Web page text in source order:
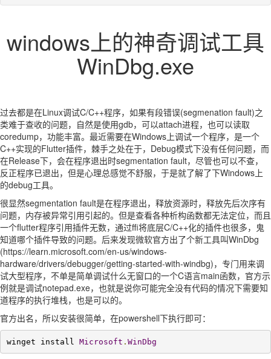
windows上的神奇调试工具
WinDbg.exe
过去都是在Linux调试C/C++程序，如果有段错误(segmenation fault)之
类难于查收的问题，自然是使用gdb，可以attach进程，也可以读取
coredump，功能丰富。最近需要在Windows上调试一个程序，是一个
C++实现的Flutter插件，棘手之处在于，Debug模式下没有任何问题，而
在Release下，会在程序退出时segmentation fault，尽管也可以不查，
反正程序已退出，但是心理总感觉不舒服，于是就了解了下Windows上
的debug工具。
很显然segmentation fault是在程序退出，释放资源时，释放先后次序有
问题，内存被异常引用引起的。但是查看各种析构函数都无法定位，而且
一个flutter程序引用插件无数，通过ffi将底层C/C++化的插件也很多，鬼
知道哪个插件导致的问题。后来发现微软官方出了个新工具叫WinDbg
(https://learn.microsoft.com/en-us/windows-
hardware/drivers/debugger/getting-started-with-windbg)，专门用来调
试大型程序，不单是简单调试什么无窗口的一个C语言main函数，官方示
例就是调试notepad.exe，也就是说你可能完全没有代码的情况下需要知
道程序的执行堆栈，也是可以的。
官方出名，所以安装很简单，在powershell下执行即可：
winget install Microsoft . WinDbg